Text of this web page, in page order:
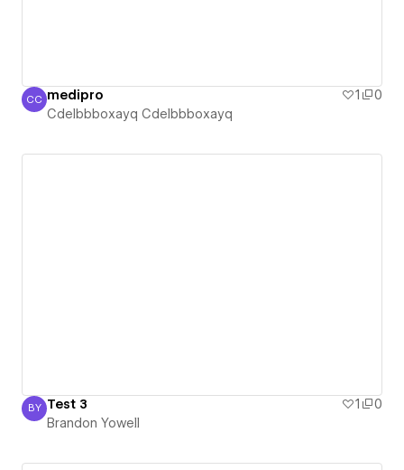
Cdelbbboxayq Cdelbbboxayq
CC medipro 1
0
Cdelbbboxayq Cdelbbboxayq
Brandon Yowell
BY Test 3 1
0
Brandon Yowell